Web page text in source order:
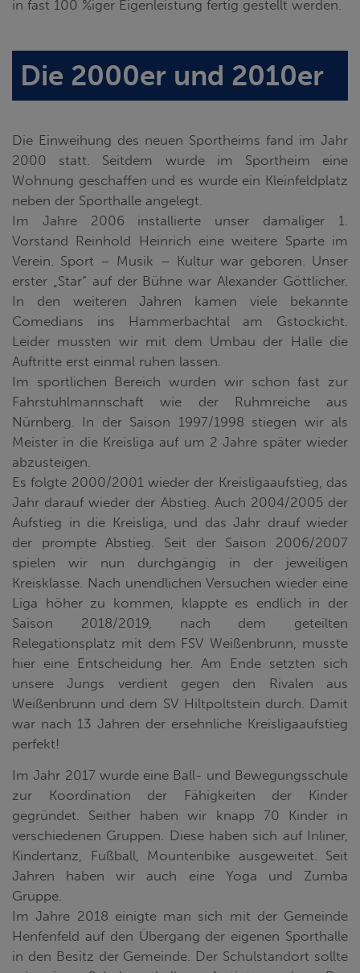
in fast 100 %iger Eigenleistung fertig gestellt werden.
Die 2000er und 2010er
Die Einweihung des neuen Sportheims fand im Jahr
2000 statt. Seitdem wurde im Sportheim eine
Wohnung geschaffen und es wurde ein Kleinfeldplatz
neben der Sporthalle angelegt.
Im Jahre 2006 installierte unser damaliger 1.
Vorstand Reinhold Heinrich eine weitere Sparte im
Verein. Sport – Musik – Kultur war geboren. Unser
erster „Star“ auf der Bühne war Alexander Göttlicher.
In den weiteren Jahren kamen viele bekannte
Comedians ins Hammerbachtal am Gstockicht.
Leider mussten wir mit dem Umbau der Halle die
Auftritte erst einmal ruhen lassen.
Im sportlichen Bereich wurden wir schon fast zur
Fahrstuhlmannschaft wie der Ruhmreiche aus
Nürnberg. In der Saison 1997/1998 stiegen wir als
Meister in die Kreisliga auf um 2 Jahre später wieder
abzusteigen.
Es folgte 2000/2001 wieder der Kreisligaaufstieg, das
Jahr darauf wieder der Abstieg. Auch 2004/2005 der
Aufstieg in die Kreisliga, und das Jahr drauf wieder
der prompte Abstieg. Seit der Saison 2006/2007
spielen wir nun durchgängig in der jeweiligen
Kreisklasse. Nach unendlichen Versuchen wieder eine
Liga höher zu kommen, klappte es endlich in der
Saison 2018/2019, nach dem geteilten
Relegationsplatz mit dem FSV Weißenbrunn, musste
hier eine Entscheidung her. Am Ende setzten sich
unsere Jungs verdient gegen den Rivalen aus
Weißenbrunn und dem SV Hiltpoltstein durch. Damit
war nach 13 Jahren der ersehnliche Kreisligaaufstieg
perfekt!
Im Jahr 2017 wurde eine Ball- und Bewegungsschule
zur Koordination der Fähigkeiten der Kinder
gegründet. Seither haben wir knapp 70 Kinder in
verschiedenen Gruppen. Diese haben sich auf Inliner,
Kindertanz, Fußball, Mountenbike ausgeweitet. Seit
Jahren haben wir auch eine Yoga und Zumba
Gruppe.
Im Jahre 2018 einigte man sich mit der Gemeinde
Henfenfeld auf den Übergang der eigenen Sporthalle
in den Besitz der Gemeinde. Der Schulstandort sollte